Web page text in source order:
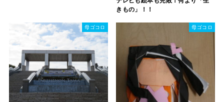
きもの」！！
母ゴコロ 母ゴコロ